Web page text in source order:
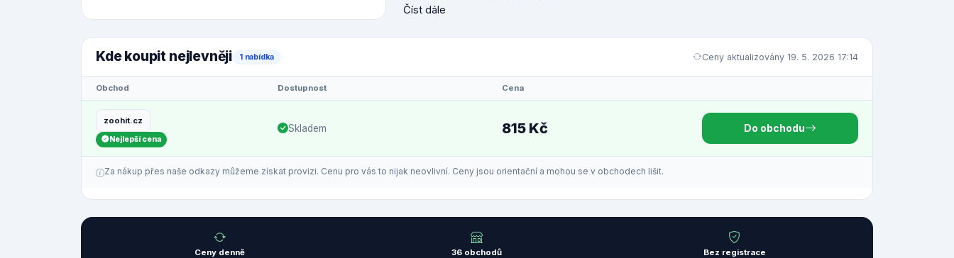
Číst dále
Kde koupit nejlevněji 1 nabídka Ceny aktualizovány 19. 5. 2026 17:14
Obchod Dostupnost Cena
zoohit.cz
Nejlepší cena
Skladem 815 Kč Do obchodu
Za nákup přes naše odkazy můžeme získat provizi. Cenu pro vás to nijak neovlivní. Ceny jsou orientační a mohou se v obchodech lišit.
Ceny denně 36 obchodů Bez registrace